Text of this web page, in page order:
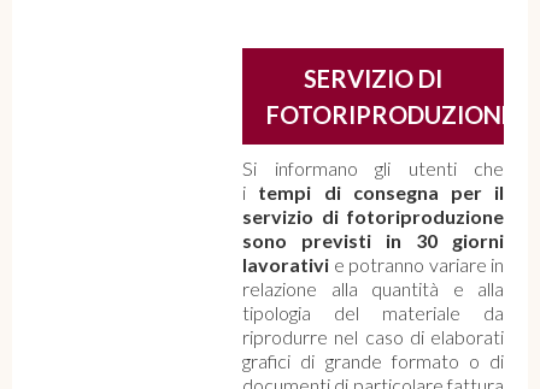
SERVIZIO DI
FOTORIPRODUZIONE
Si informano gli utenti che
i tempi di consegna per il
servizio di fotoriproduzione
sono previsti in 30 giorni
lavorativi e potranno variare in
relazione alla quantità e alla
tipologia del materiale da
riprodurre nel caso di elaborati
grafici di grande formato o di
documenti di particolare fattura